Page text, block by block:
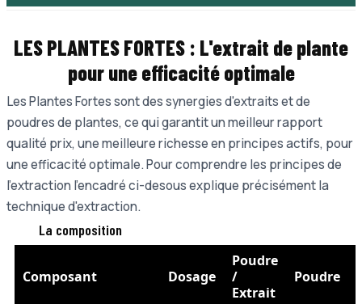
LES PLANTES FORTES : L'extrait de plante
pour une efficacité optimale
Les Plantes Fortes sont des synergies d'extraits et de
poudres de plantes, ce qui garantit un meilleur rapport
qualité prix, une meilleure richesse en principes actifs, pour
une efficacité optimale. Pour comprendre les principes de
l'extraction l'encadré ci-desous explique précisément la
technique d'extraction.
La composition
Composant Dosage
Poudre
/
Extrait
Poudre